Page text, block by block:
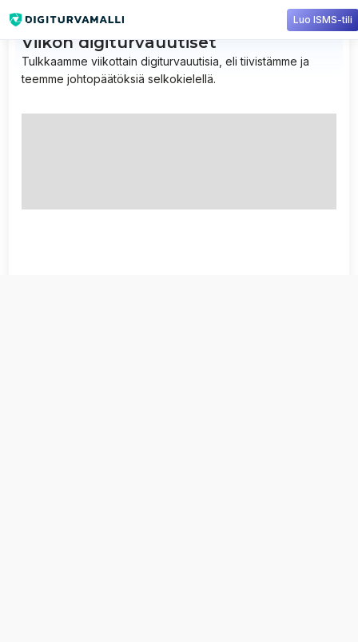
Viikon digiturvauutiset
Tulkkaamme viikottain digiturvauutisia, eli tiivistämme ja
teemme johtopäätöksiä selkokielellä.
Luo ISMS-tili